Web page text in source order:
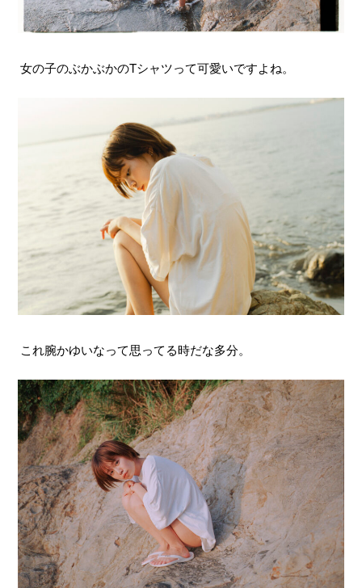
女の子のぶかぶかのTシャツって可愛いですよね。
これ腕かゆいなって思ってる時だな多分。